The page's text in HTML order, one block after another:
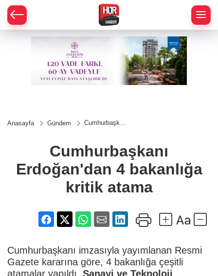
Anasayfa Gündem
Cumhurbaşkanı
atama
Cumhurbaşkanı
Erdoğan'dan 4 bakanlığa
kritik atama
Cumhurbaşkanı imzasıyla yayımlanan Resmi
Gazete kararına göre, 4 bakanlığa çeşitli
atamalar yapıldı. Sanayi ve Teknoloji